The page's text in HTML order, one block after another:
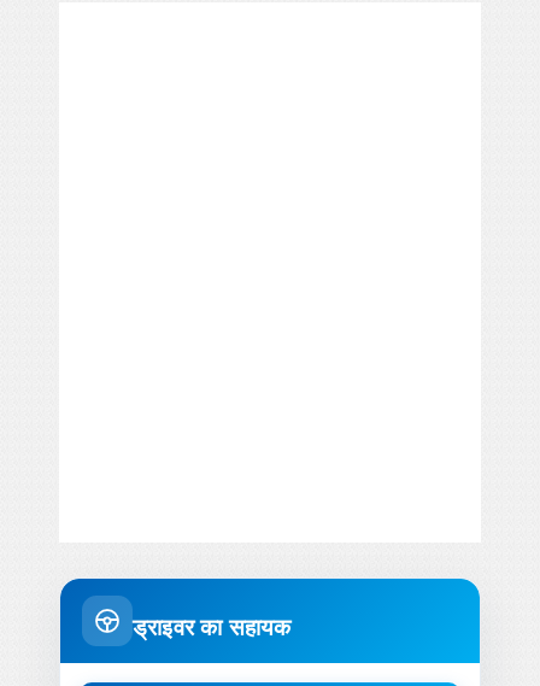
ड्राइवर का सहायक